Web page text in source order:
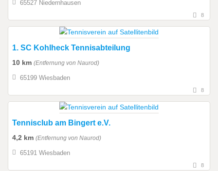
65527 Niedernhausen
8
1. SC Kohlheck Tennisabteilung
10 km (Entfernung von Naurod)
65199 Wiesbaden
8
Tennisclub am Bingert e.V.
4,2 km (Entfernung von Naurod)
65191 Wiesbaden
8